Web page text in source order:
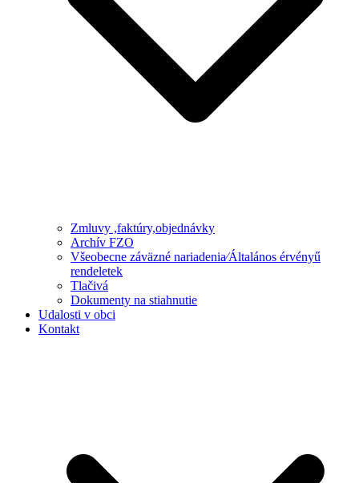
Zmluvy ,faktúry,objednávky
Archív FZO
Všeobecne záväzné nariadenia⁄Általános érvényű
rendeletek
Tlačivá
Dokumenty na stiahnutie
Udalosti v obci
Kontakt